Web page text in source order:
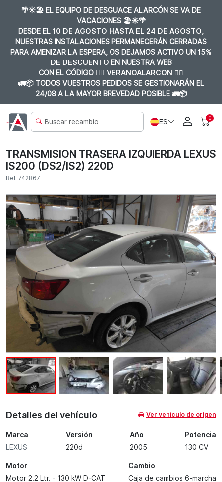
🌴☀️🏖️ EL EQUIPO DE DESGUACE ALARCÓN SE VA DE
VACACIONES 🏖️☀️🌴
DESDE EL 10 DE AGOSTO HASTA EL 24 DE AGOSTO,
NUESTRAS INSTALACIONES PERMANECERÁN CERRADAS
PARA AMENIZAR LA ESPERA, OS DEJAMOS ACTIVO UN 15%
DE DESCUENTO EN NUESTRA WEB
CON EL CÓDIGO 👉🏼 VERANOALARCON 👈🏼
🚛📦 TODOS VUESTROS PEDIDOS SE GESTIONARÁN EL
24/08 A LA MAYOR BREVEDAD POSIBLE 🚛📦
ES 0
TRANSMISION TRASERA IZQUIERDA LEXUS
IS200 (DS2/IS2) 220D
Ref. 742867
Detalles del vehículo Ver vehículo de origen
Marca
LEXUS
Versión
220d
Año
2005
Potencia
130 CV
Motor
Motor 2.2 Ltr. - 130 kW D-CAT
Cambio
Caja de cambios 6-marcha